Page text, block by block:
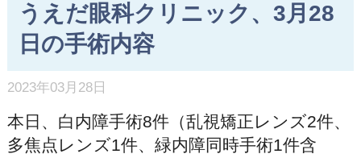
うえだ眼科クリニック、3月28
日の手術内容
2023年03月28日
本日、白内障手術8件（乱視矯正レンズ2件、
多焦点レンズ1件、緑内障同時手術1件含